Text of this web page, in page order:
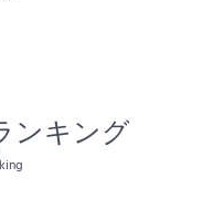
ンキング